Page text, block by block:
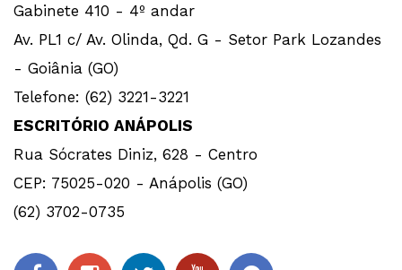
Gabinete 410 - 4º andar
Av. PL1 c/ Av. Olinda, Qd. G - Setor Park Lozandes
- Goiânia (GO)
Telefone: (62) 3221-3221
ESCRITÓRIO ANÁPOLIS
Rua Sócrates Diniz, 628 - Centro
CEP: 75025-020 - Anápolis (GO)
(62) 3702-0735